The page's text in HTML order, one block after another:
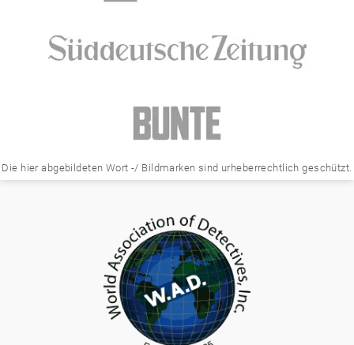
Die hier abgebildeten Wort -/ Bildmarken sind urheberrechtlich geschützt.